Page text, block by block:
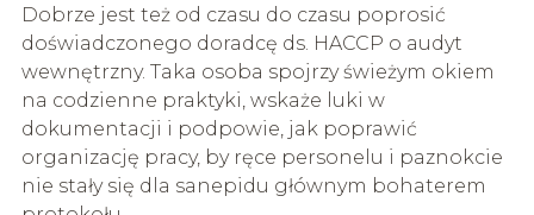
Dobrze jest też od czasu do czasu poprosić
doświadczonego doradcę ds. HACCP o audyt
wewnętrzny. Taka osoba spojrzy świeżym okiem
na codzienne praktyki, wskaże luki w
dokumentacji i podpowie, jak poprawić
organizację pracy, by ręce personelu i paznokcie
nie stały się dla sanepidu głównym bohaterem